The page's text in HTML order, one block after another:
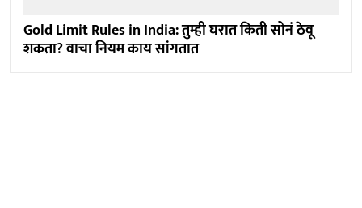
Gold Limit Rules in India: तुम्ही घरात किती सोनं ठेवू
शकता? वाचा नियम काय सांगतात